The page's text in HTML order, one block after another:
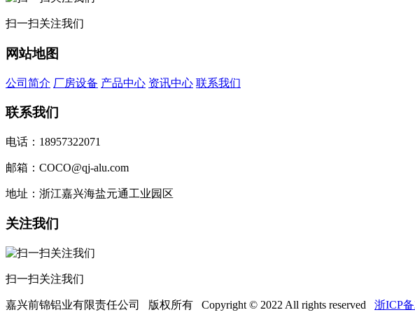
扫一扫关注我们
网站地图
公司简介 厂房设备 产品中心 资讯中心 联系我们
联系我们
电话：18957322071
邮箱：COCO@qj-alu.com
地址：浙江嘉兴海盐元通工业园区
关注我们
扫一扫关注我们
嘉兴前锦铝业有限责任公司 版权所有 Copyright © 2022 All rights reserved 浙ICP